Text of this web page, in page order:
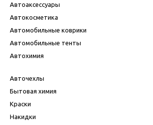
Автоаксессуары
Автокосметика
Автомобильные коврики
Автомобильные тенты
Автохимия
Авточехлы
Бытовая химия
Краски
Накидки